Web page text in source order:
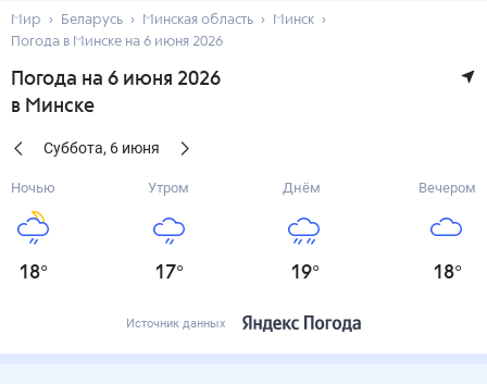
Мир Беларусь Минская область
Минск
Погода в Минске на 6 июня 2026
Погода на 6 июня 2026
в Минске
Суббота, 6 июня
Ночью
18°
Утром
17°
Днём
19°
Вечером
18°
Источник данных